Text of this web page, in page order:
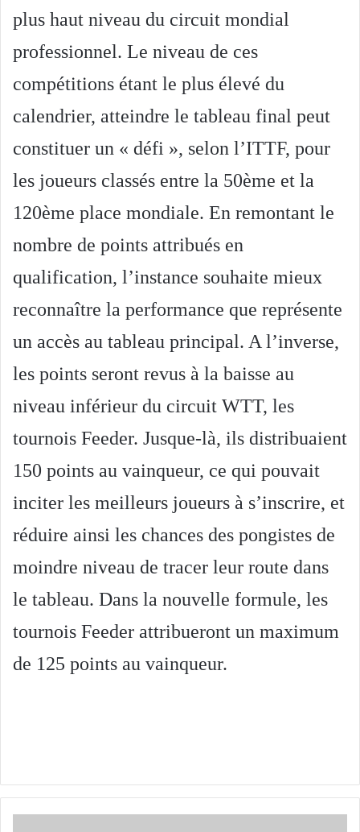
plus haut niveau du circuit mondial
professionnel. Le niveau de ces
compétitions étant le plus élevé du
calendrier, atteindre le tableau final peut
constituer un « défi », selon l’ITTF, pour
les joueurs classés entre la 50ème et la
120ème place mondiale. En remontant le
nombre de points attribués en
qualification, l’instance souhaite mieux
reconnaître la performance que représente
un accès au tableau principal. A l’inverse,
les points seront revus à la baisse au
niveau inférieur du circuit WTT, les
tournois Feeder. Jusque-là, ils distribuaient
150 points au vainqueur, ce qui pouvait
inciter les meilleurs joueurs à s’inscrire, et
réduire ainsi les chances des pongistes de
moindre niveau de tracer leur route dans
le tableau. Dans la nouvelle formule, les
tournois Feeder attribueront un maximum
de 125 points au vainqueur.